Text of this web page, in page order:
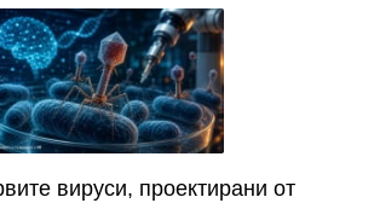
вируси, проектирани от